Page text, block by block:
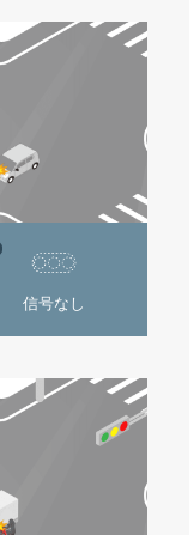
信号なし